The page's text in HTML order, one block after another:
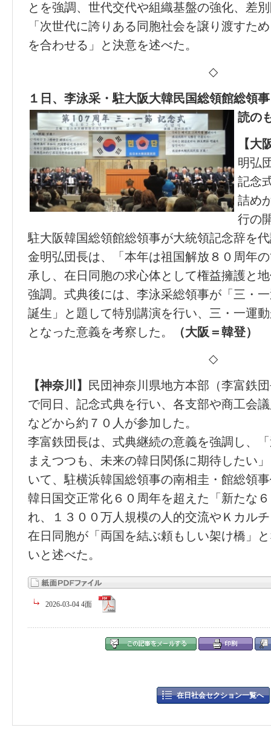
とを強調、世代交代や組織基盤の強化、差
「次世代に誇りある同胞社会を譲り渡すた
を合わせる」と決意を述べた。
◇
１日、李泳采・駐大阪大韓民国総領館総領
読の
【大
明弘
記念
詰め
行の
駐大阪韓国総領館総領事が大統領記念辞を
金明弘団長は、「本年は祖国解放８０周年
承し、在日同胞の求心体として権益擁護と
強調。式典後には、李泳采総領事が「三・
誕生」と題して特別講演を行い、三・一運
となった意義を考察した。
（大阪＝韓登）
◇
【神奈川】
民団神奈川県地方本部（李富鉄
で同日、記念式典を行い、各支部や商工会
などから約７０人が参加した。
李富鉄団長は、式典継続の意義を強調し、
まえつつも、未来の韓日関係に期待したい
いて、駐横浜韓国総領事の南相圭・館総領
韓日国交正常化６０周年を超えた「新たな
れ、１３００万人規模の人的交流やＫカル
在日同胞が「両国を結ぶ頼もしい架け橋」
いと述べた。
2026-03-04 4面
在日社会セクション一覧へ